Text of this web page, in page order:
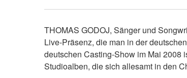
THOMAS GODOJ, Sänger und
Live-Präsenz, die man in der
deutschen Casting-Show im Mai 2008
Studioalben, die sich allesamt in den